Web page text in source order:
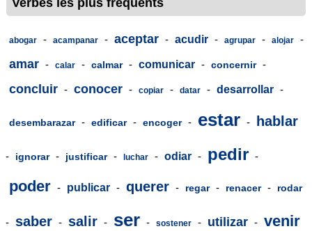
abogar - acampanar - aceptar - acudir - agrupar - alojar -
amar - calar - calmar - comunicar - concernir -
concluir - conocer - copiar - datar - desarrollar -
desembarazar - edificar - encoger - estar - hablar
- ignorar - justificar - luchar - odiar - pedir -
poder - publicar - querer - regar - renacer - rodar
- saber - salir - ser - sostener - utilizar - venir